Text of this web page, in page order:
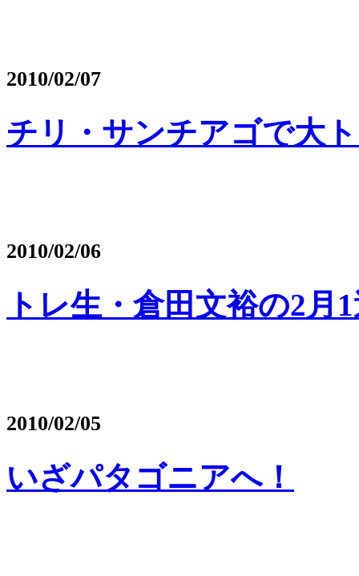
2010/02/07
チリ・サンチアゴで大
2010/02/06
トレ生・倉田文裕の2
2010/02/05
いざパタゴニアへ！